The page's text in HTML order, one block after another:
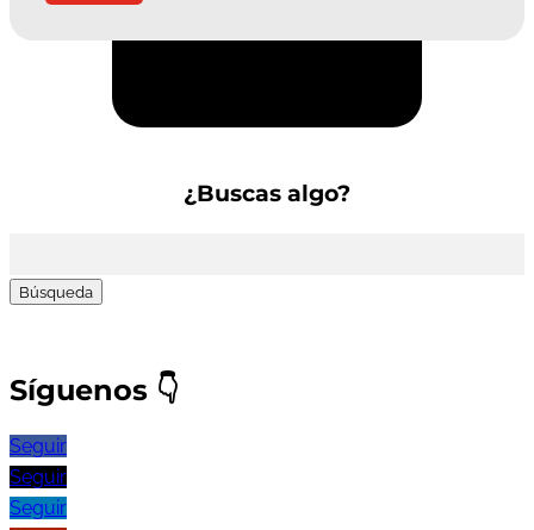
¿Buscas algo?
Síguenos 👇
Seguir
Seguir
Seguir